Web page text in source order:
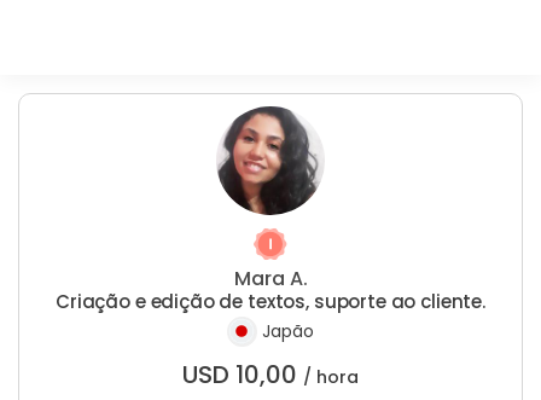
Mara A.
Criação e edição de textos, suporte ao cliente.
Japão
USD 10,00 / hora